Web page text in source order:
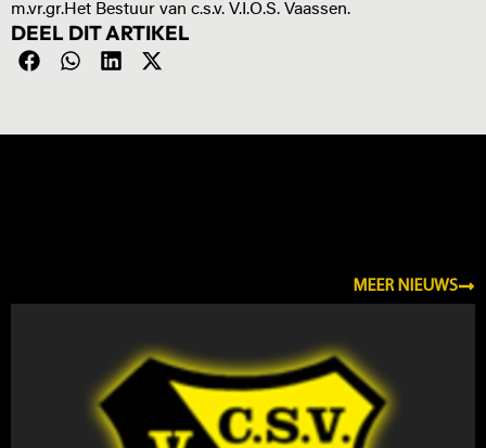
m.vr.gr.Het Bestuur van c.s.v. V.I.O.S. Vaassen.
DEEL DIT ARTIKEL
MEER NIEUWS